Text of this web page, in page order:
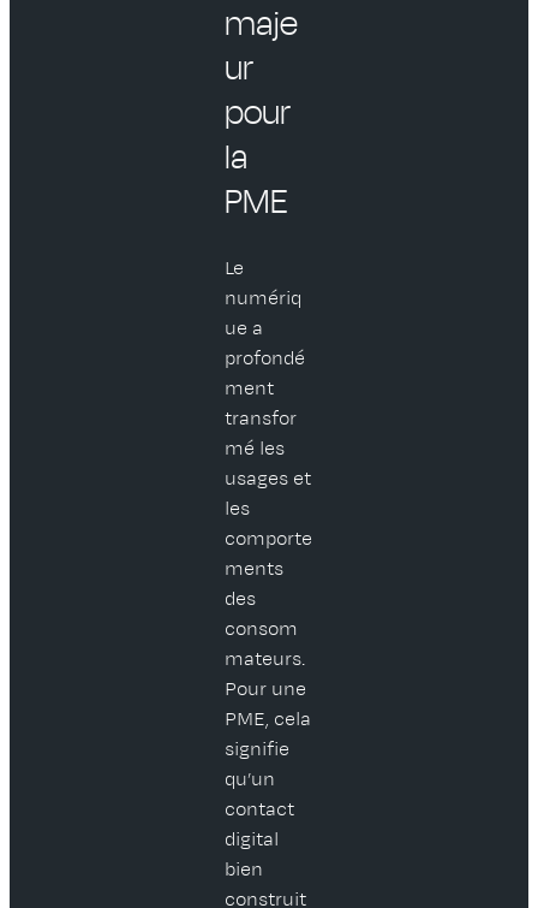
maje
ur
pour
la
PME
Le
numériq
ue a
profondé
ment
transfor
mé les
usages et
les
comporte
ments
des
consom
mateurs.
Pour une
PME, cela
signifie
qu’un
contact
digital
bien
construit